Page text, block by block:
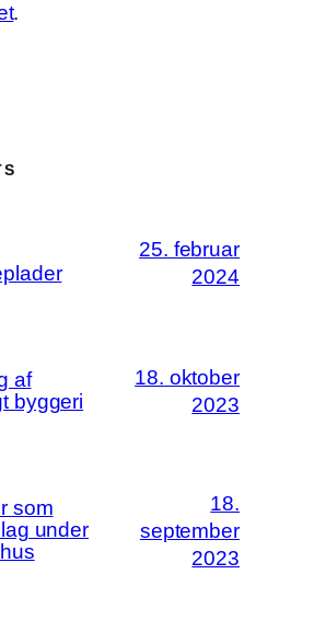
.
25. februar
2024
af
byggeri
18. oktober
2023
som
under
18.
september
2023